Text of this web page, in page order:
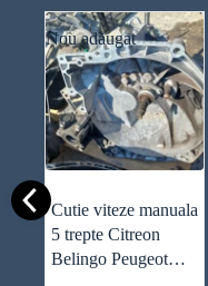
Nou adăugat
Cutie viteze manuala
5 trepte Citreon
Belingo Peugeot